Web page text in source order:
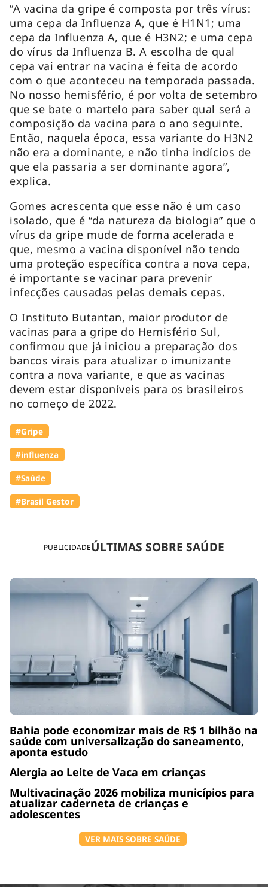
PUBLICIDADEÚLTIMAS SOBRE SAÚDE
Bahia pode economizar mais de R$ 1 bilhão na
saúde com universalização do saneamento,
aponta estudo
Alergia ao Leite de Vaca em crianças
Multivacinação 2026 mobiliza municípios para
atualizar caderneta de crianças e
adolescentes
VER MAIS SOBRE SAÚDE
“A vacina da gripe é composta por três vírus:
uma cepa da Influenza A, que é H1N1; uma
cepa da Influenza A, que é H3N2; e uma cepa
do vírus da Influenza B. A escolha de qual
cepa vai entrar na vacina é feita de acordo
com o que aconteceu na temporada passada.
No nosso hemisfério, é por volta de setembro
que se bate o martelo para saber qual será a
composição da vacina para o ano seguinte.
Então, naquela época, essa variante do H3N2
não era a dominante, e não tinha indícios de
que ela passaria a ser dominante agora”,
explica.
Gomes acrescenta que esse não é um caso
isolado, que é “da natureza da biologia” que o
vírus da gripe mude de forma acelerada e
que, mesmo a vacina disponível não tendo
uma proteção específica contra a nova cepa,
é importante se vacinar para prevenir
infecções causadas pelas demais cepas.
O Instituto Butantan, maior produtor de
vacinas para a gripe do Hemisfério Sul,
confirmou que já iniciou a preparação dos
bancos virais para atualizar o imunizante
contra a nova variante, e que as vacinas
devem estar disponíveis para os brasileiros
no começo de 2022.
#Gripe
#influenza
#Saúde
#Brasil Gestor